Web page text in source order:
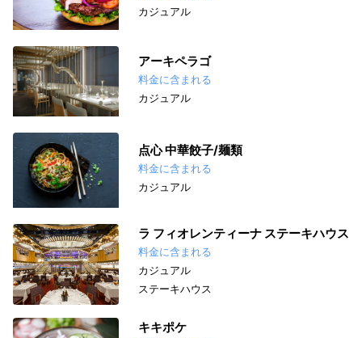
カジュアル
アーキペラゴ
料金に含まれる
カジュアル
点心 中華餃子/麺類
料金に含まれる
カジュアル
ラ フィオレンティーナ ステーキハウス
料金に含まれる
カジュアル
ステーキハウス
キキポケ